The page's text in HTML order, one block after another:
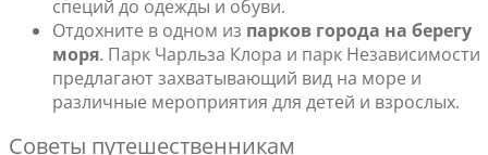
специй до одежды и обуви.
Отдохните в одном из парков города на берегу
моря. Парк Чарльза Клора и парк Независимости
предлагают захватывающий вид на море и
различные мероприятия для детей и взрослых.
Советы путешественникам